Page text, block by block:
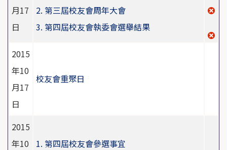
月17
日
2. 第三屆校友會周年大會
3. 第四屆校友會執委會選舉結果
2015
年10
月17
日
校友會重聚日
2015
年10
1. 第四屆校友會參選事宜